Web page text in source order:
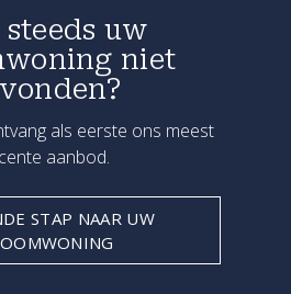
steeds uw
niet
als eerste ons meest
aanbod.
STAP NAAR UW